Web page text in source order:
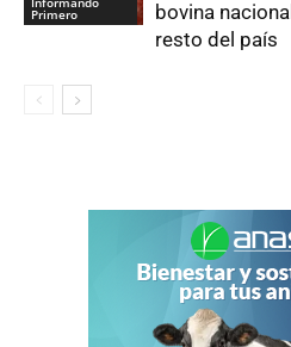
Primero
bovina
resto del país